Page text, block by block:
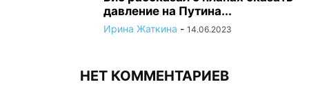
давление на Путина...
Ирина Жаткина - 14.06.2023
НЕТ КОММЕНТАРИЕВ